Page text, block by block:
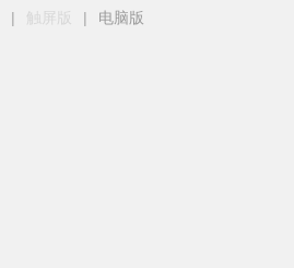
| 触屏版 | 电脑版